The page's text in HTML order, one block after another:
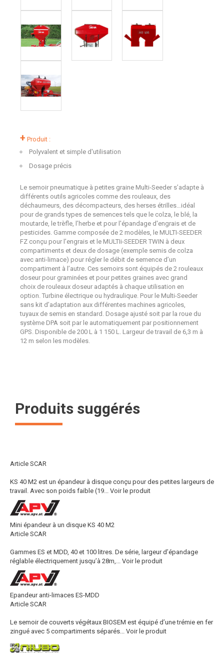
+ Produit :
Polyvalent et simple d'utilisation
Dosage précis
Le semoir pneumatique à petites graine Multi-Seeder s’adapte à
différents outils agricoles comme des rouleaux, des
déchaumeurs, des décompacteurs, des herses étrilles…idéal
pour de grands types de semences tels que le colza, le blé, la
moutarde, le trèfle, l’herbe et pour l'épandage d'engrais et de
pesticides. Gamme composée de 2 modèles, le MULTI-SEEDER
FZ conçu pour l’engrais et le MULTIi-SEEDER TWIN à deux
compartiments et deux de dosage (exemple semis de colza
avec anti-limace) pour régler le débit de semence d’un
compartiment à l’autre. Ces semoirs sont équipés de 2 rouleaux
doseur pour graminées et pour petites graines avec grand
choix de rouleaux doseur adaptés à chaque utilisation en
option. Turbine électrique ou hydraulique. Pour le Multi-Seeder
sans kit d’adaptation aux différentes machines agricoles,
tuyaux de semis en standard. Dosage ajusté soit par la roue du
système DPA soit par le automatiquement par positionnement
GPS. Disponible de 200 L à 1 150 L. Largeur de travail de 6,3 m à
12 m selon les modèles.
Produits suggérés
Article SCAR
KS 40 M2 est un épandeur à disque conçu pour des petites largeurs de
travail. Avec son poids faible (19... Voir le produit
Mini épandeur à un disque KS 40 M2
Article SCAR
Gammes ES et MDD, 40 et 100 litres. De série, largeur d’épandage
réglable électriquement jusqu’à 28m,... Voir le produit
Epandeur anti-limaces ES-MDD
Article SCAR
Le semoir de couverts végétaux BIOSEM est équipé d’une trémie en fer
zingué avec 5 compartiments séparés... Voir le produit